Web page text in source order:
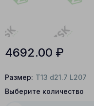
4692.00 ₽
Размер: T13 d21.7 L207
Выберите количество